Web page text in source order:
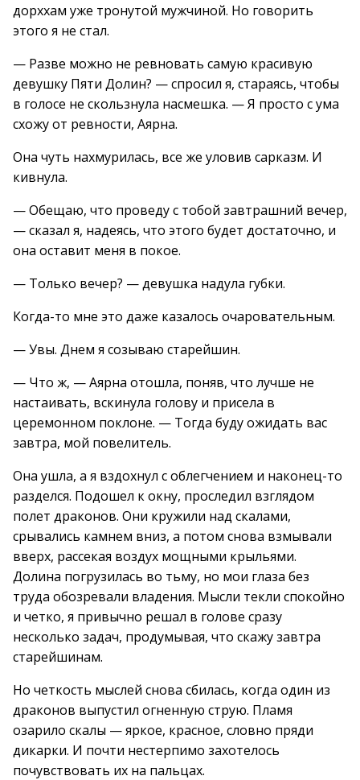
дорххам уже тронутой мужчиной. Но говорить
этого я не стал.
— Разве можно не ревновать самую красивую
девушку Пяти Долин? — спросил я, стараясь, чтобы
в голосе не скользнула насмешка. — Я просто с ума
схожу от ревности, Аярна.
Она чуть нахмурилась, все же уловив сарказм. И
кивнула.
— Обещаю, что проведу с тобой завтрашний вечер,
— сказал я, надеясь, что этого будет достаточно, и
она оставит меня в покое.
— Только вечер? — девушка надула губки.
Когда-то мне это даже казалось очаровательным.
— Увы. Днем я созываю старейшин.
— Что ж, — Аярна отошла, поняв, что лучше не
настаивать, вскинула голову и присела в
церемонном поклоне. — Тогда буду ожидать вас
завтра, мой повелитель.
Она ушла, а я вздохнул с облегчением и наконец-то
разделся. Подошел к окну, проследил взглядом
полет драконов. Они кружили над скалами,
срывались камнем вниз, а потом снова взмывали
вверх, рассекая воздух мощными крыльями.
Долина погрузилась во тьму, но мои глаза без
труда обозревали владения. Мысли текли спокойно
и четко, я привычно решал в голове сразу
несколько задач, продумывая, что скажу завтра
старейшинам.
Но четкость мыслей снова сбилась, когда один из
драконов выпустил огненную струю. Пламя
озарило скалы — яркое, красное, словно пряди
дикарки. И почти нестерпимо захотелось
почувствовать их на пальцах.